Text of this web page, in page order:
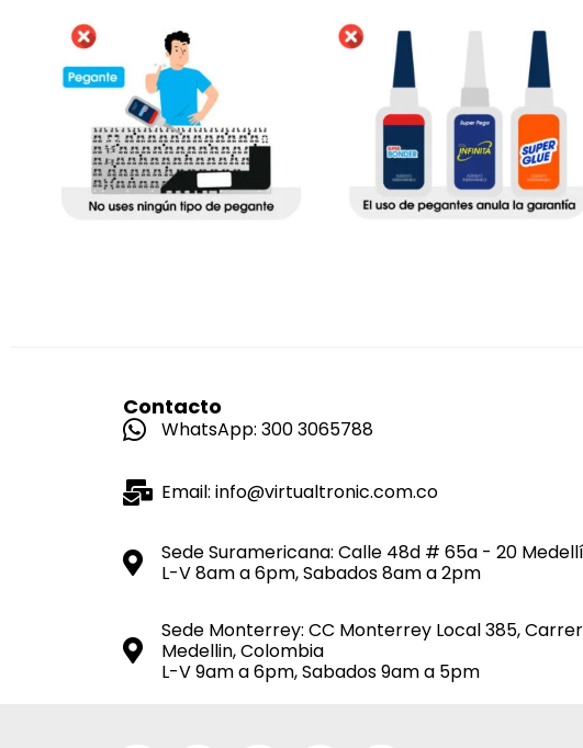
Contacto
WhatsApp: 300 3065788
Email: info@virtualtronic.com.co
Sede Suramericana: Calle 48d # 65a - 20
L-V 8am a 6pm, Sabados 8am a 2pm
Sede Monterrey: CC Monterrey Local 385,
Medellin, Colombia
L-V 9am a 6pm, Sabados 9am a 5pm